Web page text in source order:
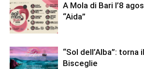
A Mola di Bari l’8
“Aida”
“Sol dell’Alba”:
Bisceglie